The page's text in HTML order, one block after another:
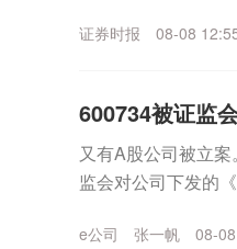
证券时报 08-08
600734被证监
又有A股公司被立
监会对公司下发的
e公司 张一帆 08-